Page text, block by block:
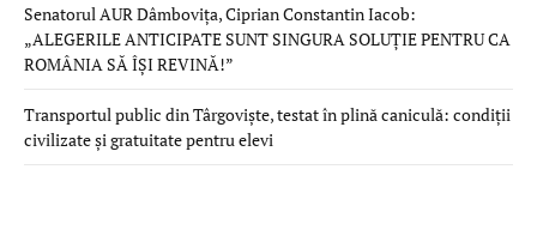
Senatorul AUR Dâmbovița, Ciprian Constantin Iacob:
„ALEGERILE ANTICIPATE SUNT SINGURA SOLUȚIE PENTRU CA
ROMÂNIA SĂ ÎȘI REVINĂ!”
Transportul public din Târgoviște, testat în plină caniculă: condiții
civilizate și gratuitate pentru elevi